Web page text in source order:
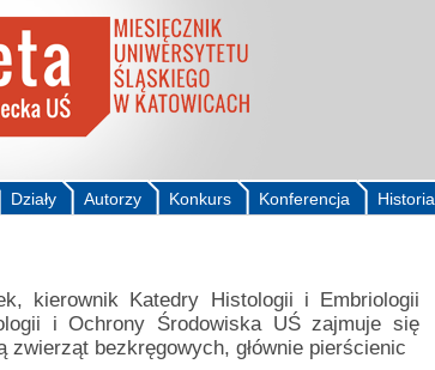
Historia
Konferencja
Konkurs
Autorzy
Działy
kierownik Katedry Histologii i Embriologii
i Ochrony Środowiska UŚ zajmuje się
zwierząt bezkręgowych, głównie pierścienic